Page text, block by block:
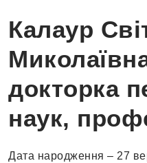
Калаур
докторка
наук,
Дата народження – 27